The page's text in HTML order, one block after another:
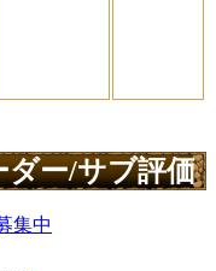
ー/サブ評価
集中